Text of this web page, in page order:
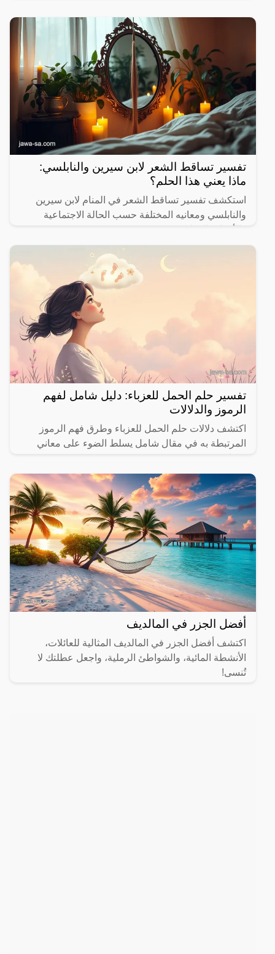
تفسير تساقط الشعر لابن سيرين والنابلسي:
ماذا يعني هذا الحلم؟
استكشف تفسير تساقط الشعر في المنام لابن سيرين
والنابلسي ومعانيه المختلفة حسب الحالة الاجتماعية
تفسير حلم الحمل للعزباء: دليل شامل لفهم
الرموز والدلالات
اكتشف دلالات حلم الحمل للعزباء وطرق فهم الرموز
المرتبطة به في مقال شامل يسلط الضوء على معاني
أفضل الجزر في المالديف
اكتشف أفضل الجزر في المالديف المثالية للعائلات،
الأنشطة المائية، والشواطئ الرملية، واجعل عطلتك لا
تُنسى!